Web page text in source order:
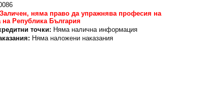
Заличен, няма право да упражнява професия на
на Република България
точки: Няма налична информация
Няма наложени наказания